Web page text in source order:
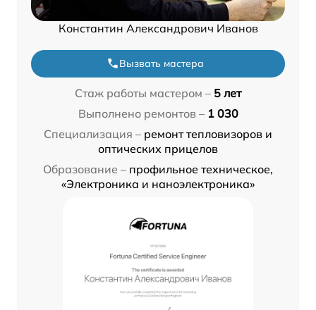
Константин Александрович Иванов
Вызвать мастера
Стаж работы мастером – 5 лет
Выполнено ремонтов – 1 030
Специализация – ремонт тепловизоров и
оптических прицелов
Образование – профильное техническое,
«Электроника и наноэлектроника»